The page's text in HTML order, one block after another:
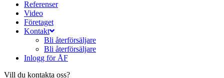
Referenser
Video
Företaget
Kontakt
Bli återförsäljare
Bli återförsäljare
Inlogg för ÅF
Vill du kontakta oss?